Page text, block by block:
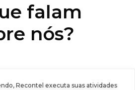
falam
nós?
Recontel executa suas atividades